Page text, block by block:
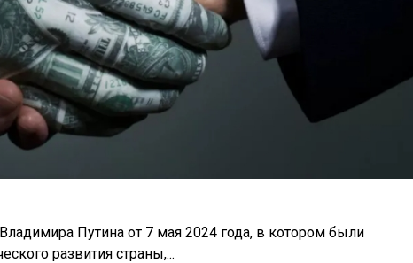
Путина от 7 мая 2024 года, в котором были
развития страны,...